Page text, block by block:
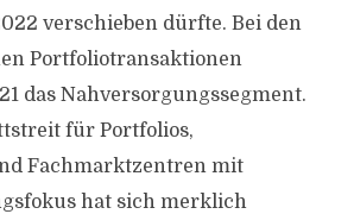
verschieben dürfte. Bei den
Portfoliotransaktionen
das Nahversorgungssegment.
für Portfolios,
Fachmarktzentren mit
hat sich merklich